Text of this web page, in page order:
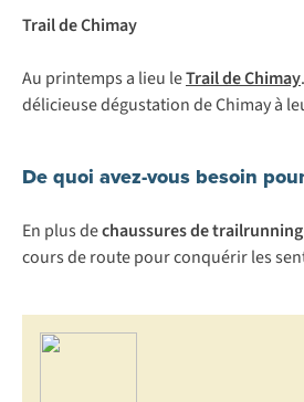
Trail de Chimay
Au printemps a lieu leTrail de Chimay
délicieuse dégustation de Chimay à
De quoi avez-vous besoin
En plusdechaussures de trailrunning
coursderoutepourconquérirlesse